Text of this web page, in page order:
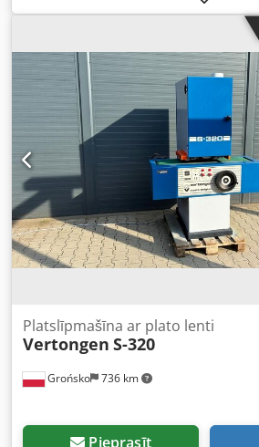
80 mm Galda stiprinājuma virsma
Galda stiprinājuma virsma augšā:
jaudas prasība 60 kW Šī precīzijas
FEINTOOL HFA 320 tika pilnībā
gadā un ir kā jauna ar jaunu CE
Acjvwgl No Dsrf GALVENAIS
spēka (nomināls): 320 t minimālais
80 mm V-VEIDA BLĪVGREDZENS
gājiens: 30 mm PRETPLATFORMA
gājiens: 30 mm INSTRUMENTA
platums: 630 mm apakšējais galds –
augšējais galds – platums: 630 mm
dziļums: 630 mm atvērtība maksimāli:
PARAMETRI kopējais elektroenerģijas
Grońsko 736 km
Platslīpmašīna ar plato lenti
Vertongen S-320
Pieprasīt